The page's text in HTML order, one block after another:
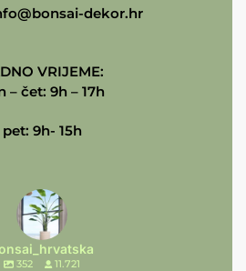
dekor.hr
VRIJEME:
– čet: 9h – 17h
pet: 9h- 15h
352 11.721